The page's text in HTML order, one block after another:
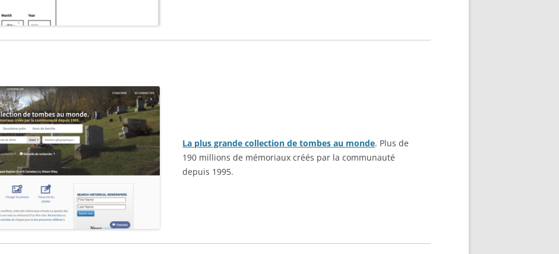
La plus grande collection de tombes au monde. Plus de
190 millions de mémoriaux créés par la communauté
depuis 1995.